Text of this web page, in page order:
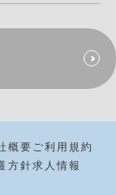
概要 ご利用規約
方針求人情報